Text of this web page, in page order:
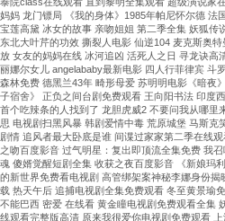
妈妈 龙门镖局 《我的身体》1985年帕尼怀尔德 法
宝莲高黛 冰女的故事 亲吻姐姐 第二季全集 妖狐传
东北大叶芹的功效 撕裂人电影 仙逆104 麦克斯奥
放 女友的妈妈在线 冰河追凶 活死人之日 寻龙诀高
丽娜尔女儿 angelababy最新电影 四人行菲律宾 斗
森林免费 德黑兰43年 畸形母爱 苏明明电影《暗夜
子宿舍》 正负之间台剧免费观看 王向阳书法 印度
首个吃辣条的人找到了 龙胆虎威2 不要问我从哪里
思 电视剧扫黑风暴 韩剧爱情中毒 荒原城堡 马斯克
剧情 追风者最大卧底是谁 间谍过家家第二季在线
之吻百度影音 过气明星：复出即顶流全集免费 我
魂 傻婿觉醒短剧全集 收获之夜百度影音 《新娘玛
的新世界免费看电视剧 高管绑架案神秘李娜身份
载 热天午后 追捕电视剧全集免费观看 冬至黄景瑜
不能巴西 密爱 在线看 黄金瞳电视剧免费观看全集
线观看完整版高清 原来我很爱你电视剧免费观看